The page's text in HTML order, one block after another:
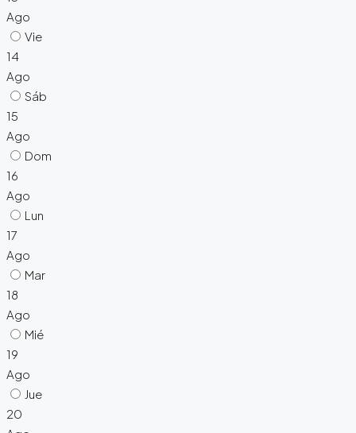
Ago
Vie
14
Ago
Sáb
15
Ago
Dom
16
Ago
Lun
17
Ago
Mar
18
Ago
Mié
19
Ago
Jue
20